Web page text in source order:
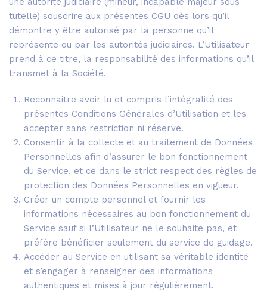
tutelle) souscrire aux présentes CGU dès lors qu’il
démontre y être autorisé par la personne qu’il
représente ou par les autorités judiciaires. L’Utilisateur
prend à ce titre, la responsabilité des informations qu’il
transmet à la Société.
Reconnaitre avoir lu et compris l’intégralité des
présentes Conditions Générales d’Utilisation et les
accepter sans restriction ni réserve.
Consentir à la collecte et au traitement de Données
Personnelles afin d’assurer le bon fonctionnement
du Service, et ce dans le strict respect des règles de
protection des Données Personnelles en vigueur.
Créer un compte personnel et fournir les
informations nécessaires au bon fonctionnement du
Service sauf si l’Utilisateur ne le souhaite pas, et
préfère bénéficier seulement du service de guidage.
Accéder au Service en utilisant sa véritable identité
et s’engager à renseigner des informations
authentiques et mises à jour régulièrement.